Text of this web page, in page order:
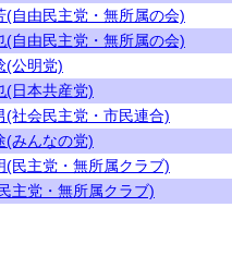
(自由民主党・無所属の会)
(自由民主党・無所属の会)
(公明党)
(日本共産党)
(社会民主党・市民連合)
(みんなの党)
(民主党・無所属クラブ)
主党・無所属クラブ)